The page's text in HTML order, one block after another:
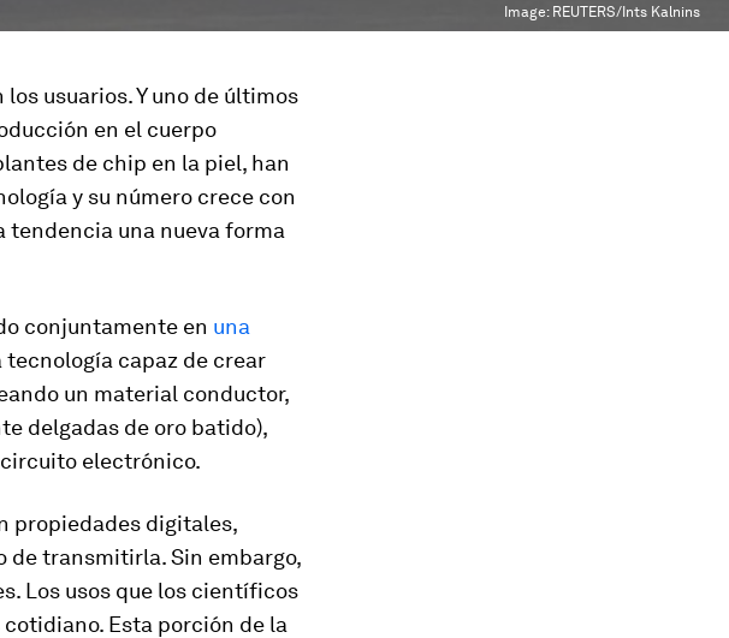
Image: REUTERS/Ints Kalnins
usuarios. Y uno de últimos
en el cuerpo
de chip en la piel, han
y su número crece con
tendencia una nueva forma
conjuntamente en una
tecnología capaz de crear
un material conductor,
delgadas de oro batido),
electrónico.
propiedades digitales,
de transmitirla. Sin embargo,
Los usos que los científicos
Esta porción de la